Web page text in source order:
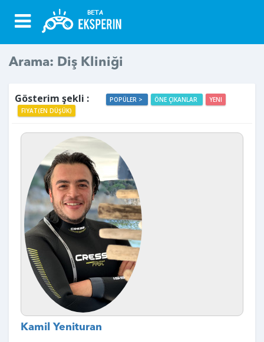
Arama: Diş Kliniği
Gösterim şekli : POPÜLER > ÖNE ÇIKANLAR
YENI
FIYAT(EN DÜŞÜK)
Kamil Yenituran